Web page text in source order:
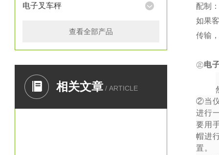
电子叉车秤
查看全部产品
相关文章 / ARTICLE
配制
如果
传输
㊣电
②当
进行
要用
帽进
置。